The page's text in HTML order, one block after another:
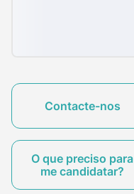
Contacte-nos
O que preciso para
me candidatar?